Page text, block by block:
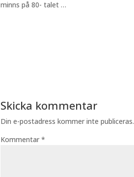
minns på 80- talet …
Skicka kommentar
Din e-postadress kommer inte publiceras.
Kommentar*